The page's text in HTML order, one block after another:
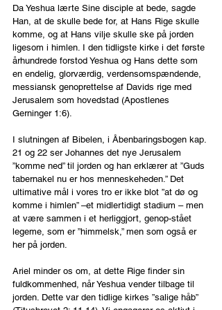
Da Yeshua lærte Sine disciple at bede, sagde
Han, at de skulle bede for, at Hans Rige skulle
komme, og at Hans vilje skulle ske på jorden
ligesom i himlen. I den tidligste kirke i det første
århundrede forstod Yeshua og Hans dette som
en endelig, glorværdig, verdensomspændende,
messiansk genoprettelse af Davids rige med
Jerusalem som hovedstad (Apostlenes
Gerninger 1:6).
I slutningen af Bibelen, i Åbenbaringsbogen kap.
21 og 22 ser Johannes det nye Jerusalem
”komme ned” til jorden og han erklærer at ”Guds
tabernakel nu er hos menneskeheden.” Det
ultimative mål i vores tro er ikke blot ”at dø og
komme i himlen” –et midlertidigt stadium – men
at være sammen i et herliggjort, genop-stået
legeme, som er ”himmelsk,” men som også er
her på jorden.
Ariel minder os om, at dette Rige finder sin
fuldkommenhed, når Yeshua vender tilbage til
jorden. Dette var den tidlige kirkes ”salige håb”